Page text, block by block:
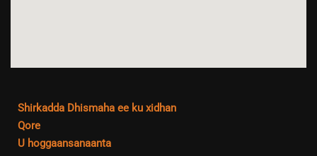
Shirkadda Dhismaha ee ku xidhan
Qore
U hoggaansanaanta